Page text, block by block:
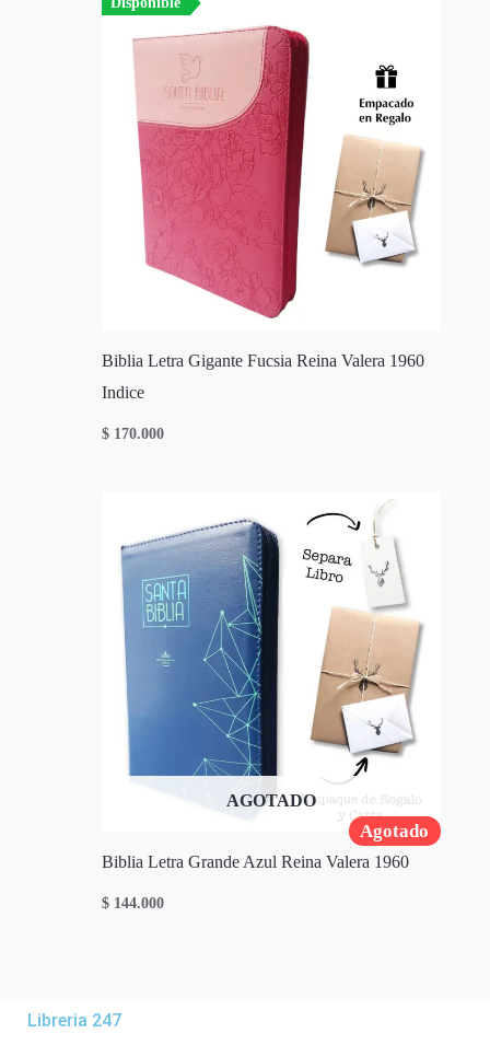
Biblia Letra Gigante Fucsia Reina Valera 1960
Indice
$ 170.000
Agotado
AGOTADO
Biblia Letra Grande Azul Reina Valera 1960
$ 144.000
Libreria 247